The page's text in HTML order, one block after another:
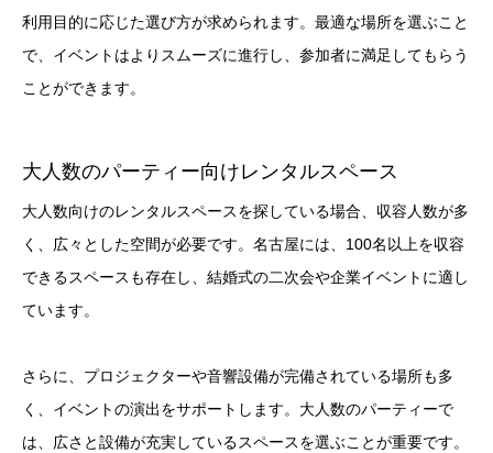
利用目的に応じた選び方が求められます。最適な場所を選ぶこと
で、イベントはよりスムーズに進行し、参加者に満足してもらう
ことができます。
大人数のパーティー向けレンタルスペース
大人数向けのレンタルスペースを探している場合、収容人数が多
く、広々とした空間が必要です。名古屋には、100名以上を収容
できるスペースも存在し、結婚式の二次会や企業イベントに適し
ています。
さらに、プロジェクターや音響設備が完備されている場所も多
く、イベントの演出をサポートします。大人数のパーティーで
は、広さと設備が充実しているスペースを選ぶことが重要です。